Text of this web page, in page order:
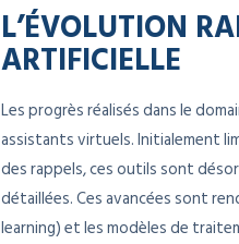
L’ÉVOLUTION
ARTIFICIELLE
Les progrès réalisés dans le
assistants virtuels. Initialement
des rappels, ces outils sont
détaillées. Ces avancées sont
learning) et les modèles de